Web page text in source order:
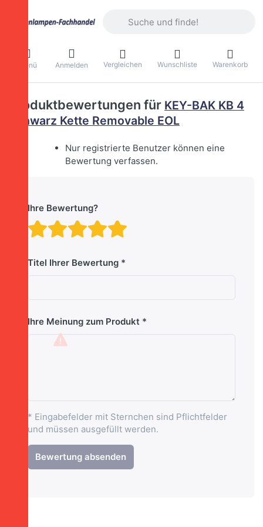
Menü Anmelden Vergleichen Wunschliste Warenkorb
Produktbewertungen für KEY-BAK KB 4
Schwarz Kette Removable EOL
Nur registrierte Benutzer können eine
Bewertung verfassen.
Ihre Bewertung?
Bewertung: 4 von
Bewertung: 3 von 5
Bewertung: 2 von 5
Bewertung: 1 von 5
Titel Ihrer Bewertung
Ihre Meinung zum Produkt
* Eingabefelder mit Sternchen sind Pflichtfelder
und müssen ausgefüllt werden.
Bewertung absenden